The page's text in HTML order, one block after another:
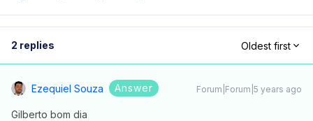
2 replies Oldest first
Ezequiel Souza Answer Forum|Forum|5 years ago
Gilberto bom dia